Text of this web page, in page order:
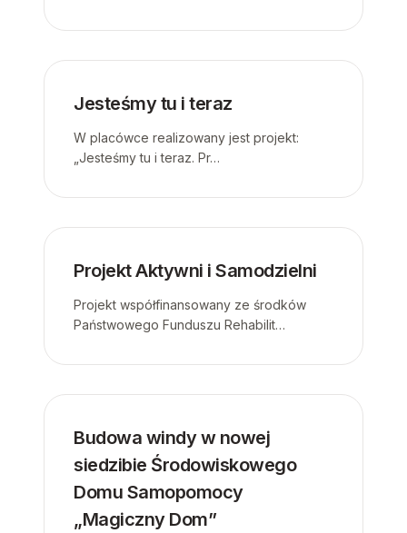
Jesteśmy tu i teraz
W placówce realizowany jest projekt:
„Jesteśmy tu i teraz. Pr…
Projekt Aktywni i Samodzielni
Projekt współfinansowany ze środków
Państwowego Funduszu Rehabilit…
Budowa windy w nowej
siedzibie Środowiskowego
Domu Samopomocy
„Magiczny Dom”